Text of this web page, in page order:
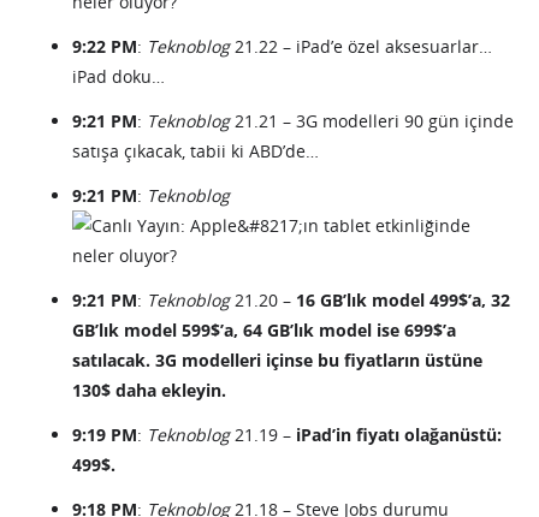
9:22 PM: Teknoblog21.22 – iPad’e özel aksesuarlar…
iPad doku…
9:21 PM: Teknoblog21.21 – 3G modelleri 90 gün içinde
satışa çıkacak, tabii ki ABD’de…
9:21 PM: Teknoblog
9:21 PM: Teknoblog21.20 – 16 GB’lık model 499$’a, 32
GB’lık model 599$’a, 64 GB’lık model ise 699$’a
satılacak. 3G modelleri içinse bu fiyatların üstüne
130$ daha ekleyin.
9:19 PM: Teknoblog21.19 – iPad’in fiyatı olağanüstü:
499$.
9:18 PM: Teknoblog21.18 – Steve Jobs durumu